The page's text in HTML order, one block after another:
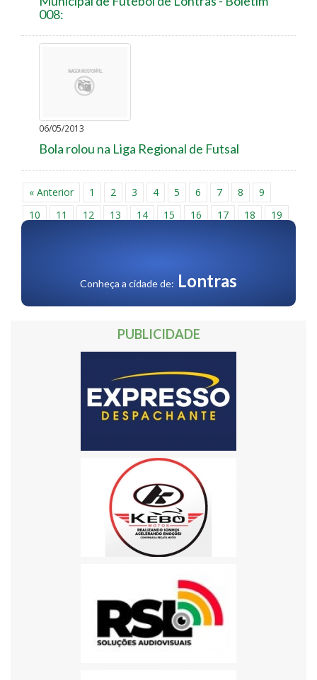
008:
06/05/2013
Bola rolou na Liga Regional de Futsal
« Anterior 1 2 3 4 5 6 7 8
9
10
11 12 13 14 15 16 17 18
19
Conheça a cidade de: Lontras
PUBLICIDADE